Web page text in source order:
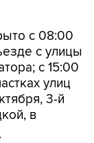
с 08:00
с улицы
с 15:00
улиц
3-й
в